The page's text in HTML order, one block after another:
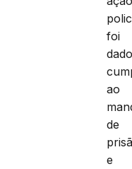
foi
ao
de
e